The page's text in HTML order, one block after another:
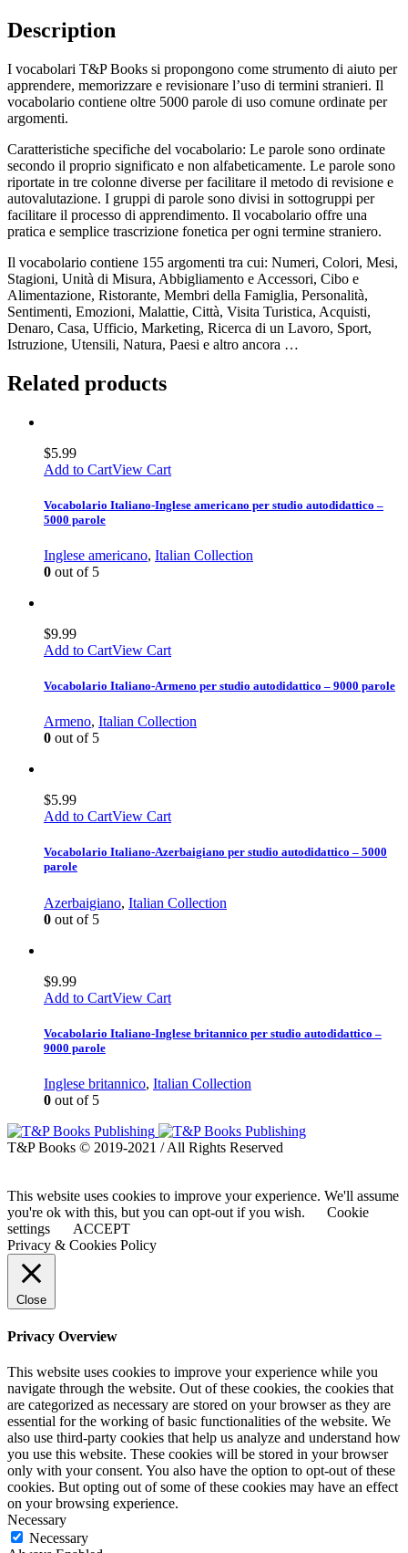
Description
I vocabolari T&P Books si propongono come strumento di aiuto per
apprendere, memorizzare e revisionare l’uso di termini stranieri. Il
vocabolario contiene oltre 5000 parole di uso comune ordinate per
argomenti.
Caratteristiche specifiche del vocabolario: Le parole sono ordinate
secondo il proprio significato e non alfabeticamente. Le parole sono
riportate in tre colonne diverse per facilitare il metodo di revisione e
autovalutazione. I gruppi di parole sono divisi in sottogruppi per
facilitare il processo di apprendimento. Il vocabolario offre una
pratica e semplice trascrizione fonetica per ogni termine straniero.
Il vocabolario contiene 155 argomenti tra cui: Numeri, Colori, Mesi,
Stagioni, Unità di Misura, Abbigliamento e Accessori, Cibo e
Alimentazione, Ristorante, Membri della Famiglia, Personalità,
Sentimenti, Emozioni, Malattie, Città, Visita Turistica, Acquisti,
Denaro, Casa, Ufficio, Marketing, Ricerca di un Lavoro, Sport,
Istruzione, Utensili, Natura, Paesi e altro ancora …
Related products
$5.99
Add to CartView Cart
Vocabolario Italiano-Inglese americano per studio autodidattico –
5000 parole
Inglese americano, Italian Collection
0 out of 5
$9.99
Add to CartView Cart
Vocabolario Italiano-Armeno per studio autodidattico – 9000 parole
Armeno, Italian Collection
0 out of 5
$5.99
Add to CartView Cart
Vocabolario Italiano-Azerbaigiano per studio autodidattico – 5000
parole
Azerbaigiano, Italian Collection
0 out of 5
$9.99
Add to CartView Cart
Vocabolario Italiano-Inglese britannico per studio autodidattico –
9000 parole
Inglese britannico, Italian Collection
0 out of 5
T&P Books © 2019-2021 / All Rights Reserved
This website uses cookies to improve your experience. We'll assume
you're ok with this, but you can opt-out if you wish.
Cookie
settings
ACCEPT
Privacy & Cookies Policy
Close
Privacy Overview
This website uses cookies to improve your experience while you
navigate through the website. Out of these cookies, the cookies that
are categorized as necessary are stored on your browser as they are
essential for the working of basic functionalities of the website. We
also use third-party cookies that help us analyze and understand how
you use this website. These cookies will be stored in your browser
only with your consent. You also have the option to opt-out of these
cookies. But opting out of some of these cookies may have an effect
on your browsing experience.
Necessary
Necessary